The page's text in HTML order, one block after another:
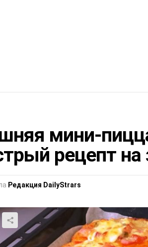
мини-
рецепт на
Редакция DailyStrars